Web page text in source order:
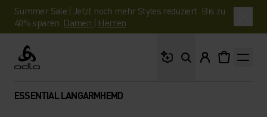
Summer Sale | Jetzt noch mehr Styles reduziert. Bis zu
40% sparen. Damen | Herren
Odlo
ESSENTIAL LANGARMHEMD